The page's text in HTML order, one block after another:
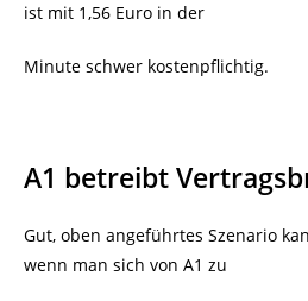
ist mit 1,56 Euro in der
Minute schwer kostenpflichtig.
A1 betreibt
Gut, oben angeführtes Szenario
wenn man sich von A1 zu